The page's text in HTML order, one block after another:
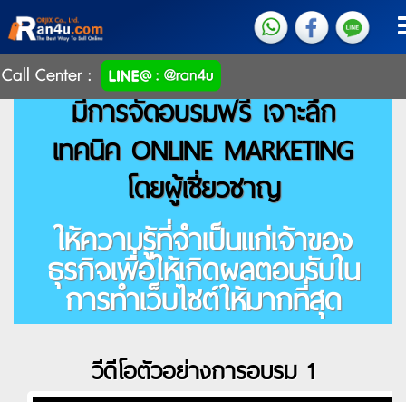
Call Center :
มีการจัดอบรมฟรี เจาะลึก
เทคนิค ONLINE MARKETING
โดยผู้เชี่ยวชาญ
ให้ความรู้ที่จำเป็นแก่เจ้าของ
ธุรกิจเพื่อให้เกิดผลตอบรับใน
การทำเว็บไซต์ให้มากที่สุด
วีดีโอตัวอย่างการอบรม 1